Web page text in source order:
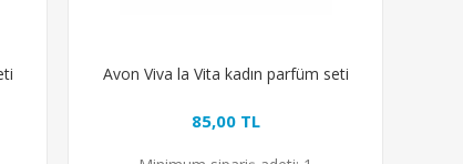
Avon Viva la Vita kadın parfüm seti
85,00 TL